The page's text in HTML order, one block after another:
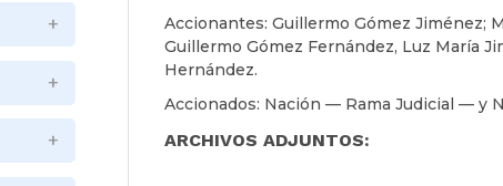
Accionantes: Guillermo Gómez Jiménez;
Guillermo Gómez Fernández, Luz María
Hernández.
Accionados: Nación — Rama Judicial — y
ARCHIVOS ADJUNTOS: